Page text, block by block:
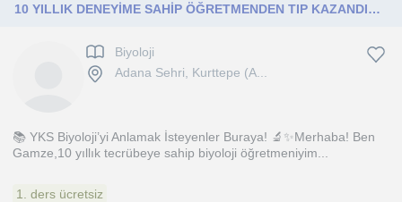
10 YILLIK DENEYİME SAHİP ÖĞRETMENDEN TIP KAZANDIRACAK BİYOLOJİ BİLGİSİ 🧬🦠
Biyoloji
Adana Sehri, Kurttepe (A...
📚 YKS Biyoloji’yi Anlamak İsteyenler Buraya! 🔬✨Merhaba! Ben
Gamze,10 yıllık tecrübeye sahip biyoloji öğretmeniyim...
1. ders ücretsiz